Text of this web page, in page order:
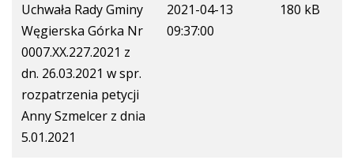
Uchwała Rady Gminy
Węgierska Górka Nr
0007.XX.227.2021 z
dn. 26.03.2021 w spr.
rozpatrzenia petycji
Anny Szmelcer z dnia
5.01.2021
2021-04-13
09:37:00
180 kB